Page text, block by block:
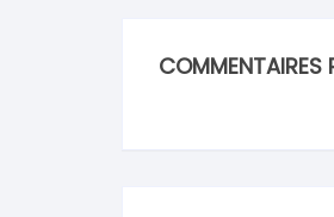
COMMENTAIRES